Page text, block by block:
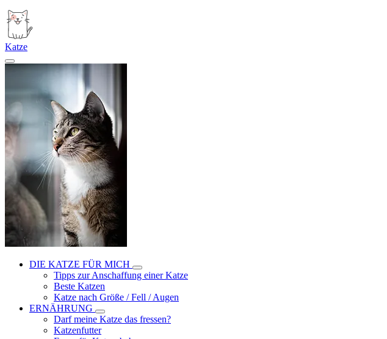
Katze
DIE KATZE FÜR MICH
Tipps zur Anschaffung einer Katze
Beste Katzen
Katze nach Größe / Fell / Augen
ERNÄHRUNG
Darf meine Katze das fressen?
Katzenfutter